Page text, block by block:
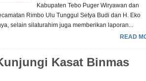
Kabupaten Tebo Puger Wiryawan dan
Rimbo Ulu Tunggul Setya Budi dan H. Eko
selain silaturahim juga memberikan laporan...
READ
Kasat Binmas